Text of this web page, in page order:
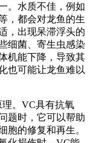
。水质不佳，例如
，都会对龙鱼的生
，出现呆滞浮头的
细菌、寄生虫感染
机能下降，导致其
也可能让龙鱼难以
。VC具有抗氧
题时，它可以帮助
胞的修复和再生。